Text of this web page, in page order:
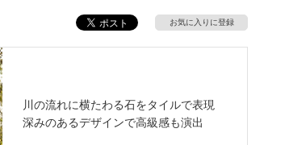
お気に入りに登録
川の流れに横たわる石をタイルで表現
深みのあるデザインで高級感も演出